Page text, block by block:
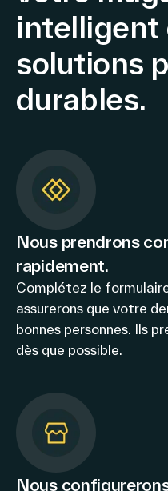
intelligent
solutions
durables.
Nous prendrons
rapidement.
Complétez le
assurerons que votre
bonnes personnes. Ils
dès que possible.
Nous